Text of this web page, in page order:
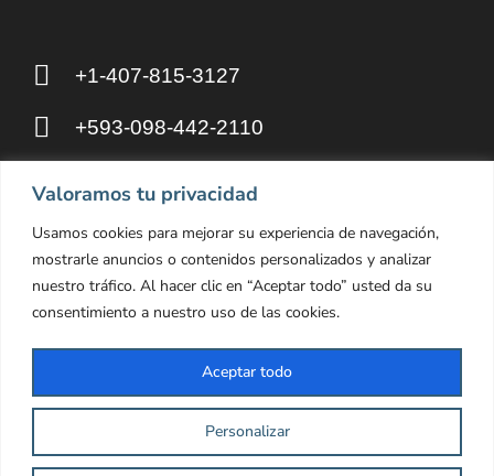
Valoramos tu privacidad
Usamos cookies para mejorar su experiencia de navegación,
mostrarle anuncios o contenidos personalizados y analizar
nuestro tráfico. Al hacer clic en “Aceptar todo” usted da su
consentimiento a nuestro uso de las cookies.
Personalizar
Aceptar todo
+1-407-815-3127
+593-098-442-2110
States
hello@otakupahp.llc